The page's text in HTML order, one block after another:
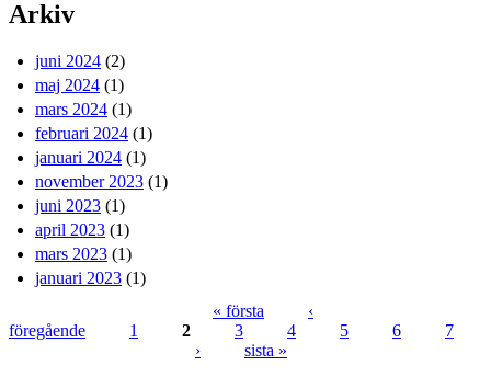
Arkiv
juni 2024 (2)
maj 2024 (1)
mars 2024 (1)
februari 2024 (1)
januari 2024 (1)
november 2023 (1)
juni 2023 (1)
april 2023 (1)
mars 2023 (1)
januari 2023 (1)
Sidor
« första
‹
föregående
1 2 3 4 5 6
7
›
sista »